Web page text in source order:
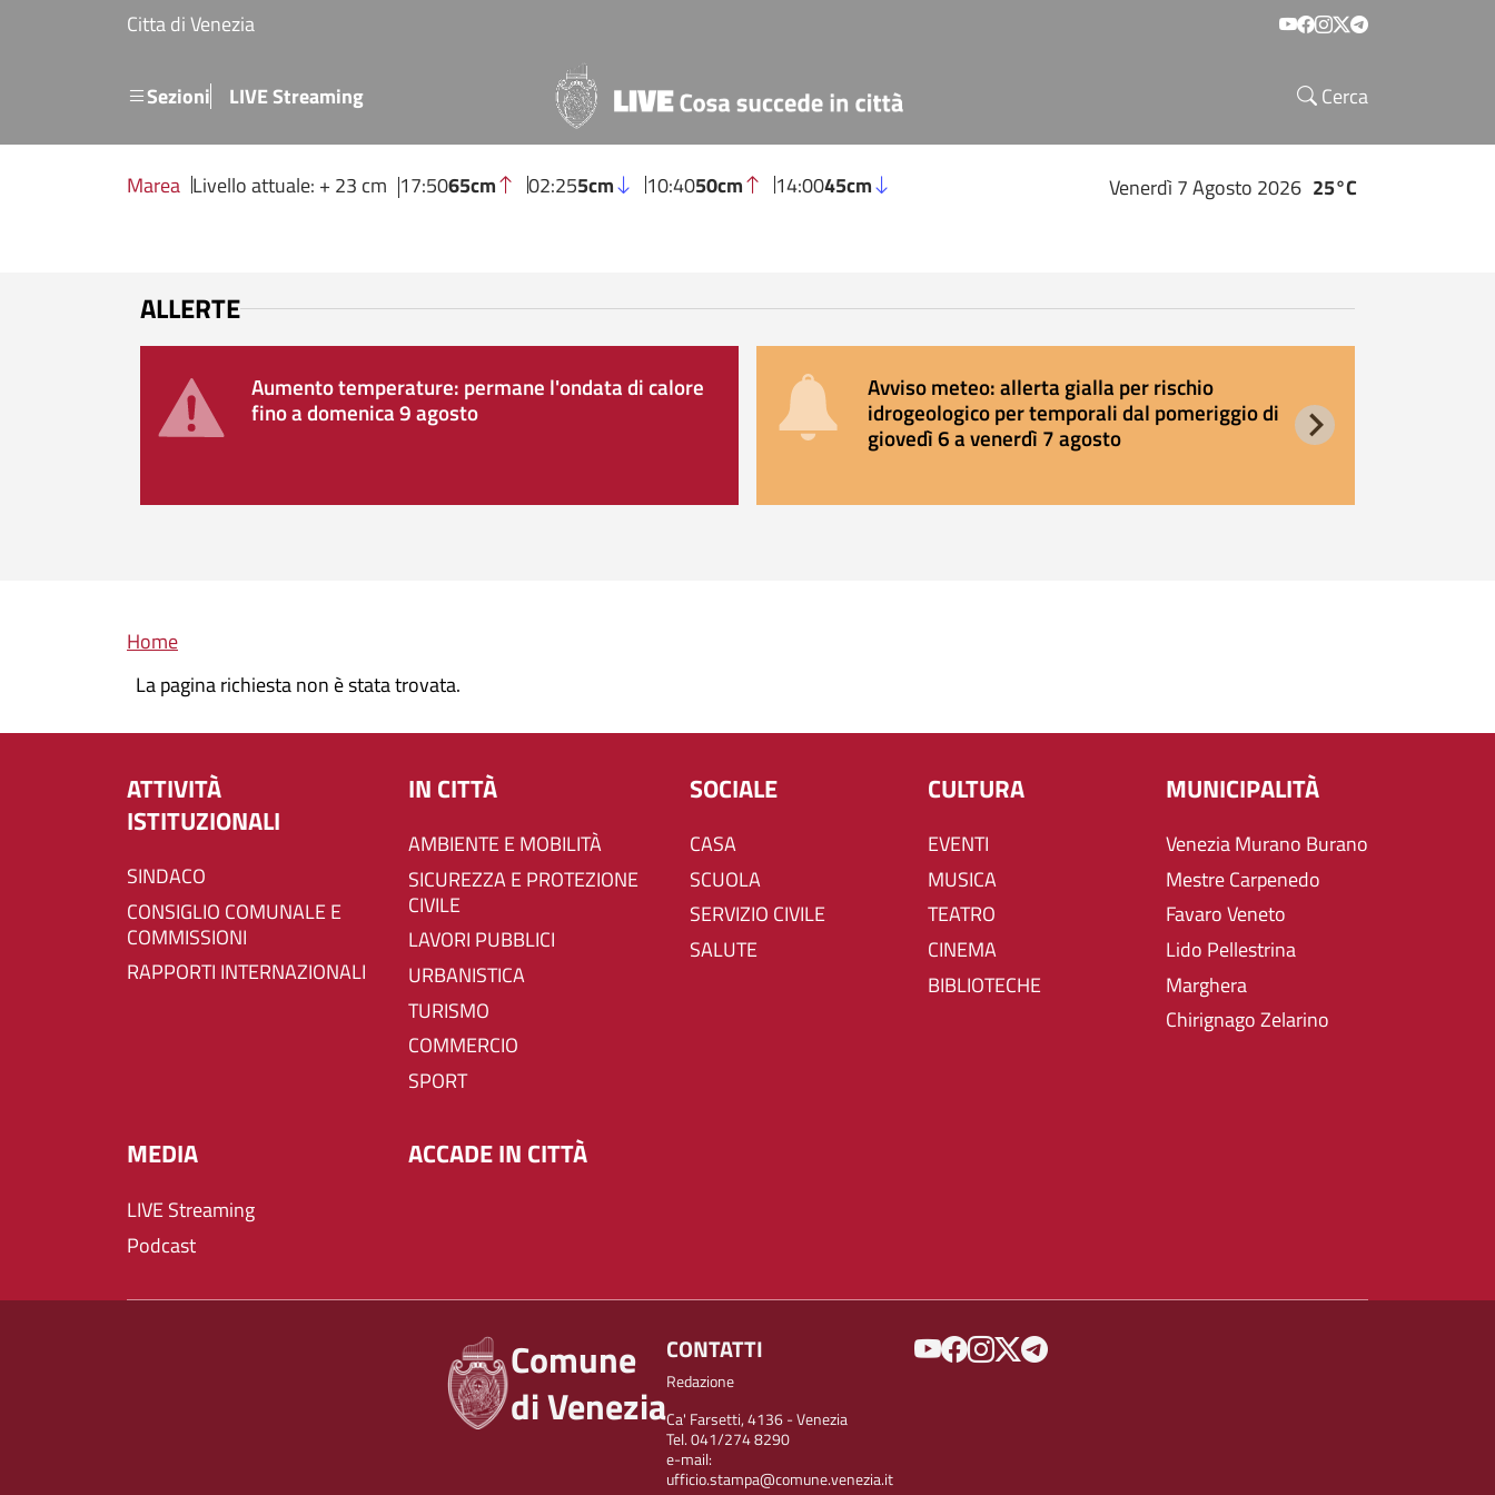
Salta al contenuto principale
Citta di Venezia Social menu
SezioniMenu secondario
LIVE Streaming Cerca
Marea Livello attuale: + 23 cm 17:5065cm 02:255cm 10:4050cm 14:0045cm Venerdì 7 Agosto 2026 25°C
ALLERTE
Aumento temperature: permane l'ondata di calore
fino a domenica 9 agosto
Avviso meteo: allerta gialla per rischio
idrogeologico per temporali dal pomeriggio di
giovedì 6 a venerdì 7 agosto
Briciole di pane
Home
La pagina richiesta non è stata trovata.
ATTIVITÀ
ISTITUZIONALI
SINDACO
CONSIGLIO COMUNALE E
COMMISSIONI
RAPPORTI INTERNAZIONALI
IN CITTÀ
AMBIENTE E MOBILITÀ
SICUREZZA E PROTEZIONE
CIVILE
LAVORI PUBBLICI
URBANISTICA
TURISMO
COMMERCIO
SPORT
SOCIALE
CASA
SCUOLA
SERVIZIO CIVILE
SALUTE
CULTURA
EVENTI
MUSICA
TEATRO
CINEMA
BIBLIOTECHE
MUNICIPALITÀ
Venezia Murano Burano
Mestre Carpenedo
Favaro Veneto
Lido Pellestrina
Marghera
Chirignago Zelarino
MEDIA
LIVE Streaming
Podcast
ACCADE IN CITTÀ
Comune
di Venezia
CONTATTI
Redazione
Ca' Farsetti, 4136 - Venezia
Tel. 041/274 8290
e-mail:
ufficio.stampa@comune.venezia.it
SOCIAL MENU